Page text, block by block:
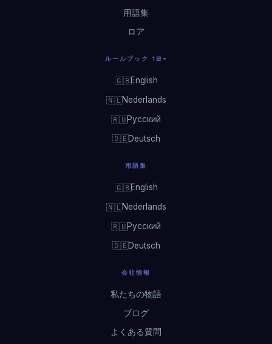
用語集
ロア
ルールブック 12+
🇬🇧English
🇳🇱Nederlands
🇷🇺Русский
🇩🇪Deutsch
用語集
🇬🇧English
🇳🇱Nederlands
🇷🇺Русский
🇩🇪Deutsch
会社情報
私たちの物語
ブログ
よくある質問